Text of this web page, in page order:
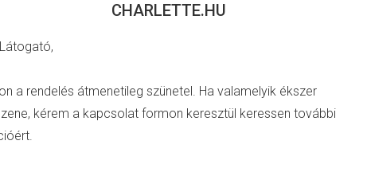
CHARLETTE.HU
a rendelés átmenetileg szünetel. Ha valamelyik ékszer
kérem a kapcsolat formon keresztül keressen további
köves charm. Szín:ezüst, fehér, rózsaszín